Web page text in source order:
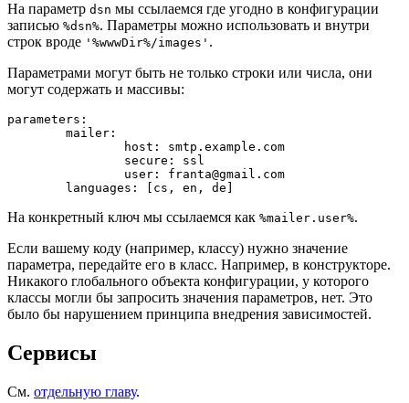
На параметр dsn мы ссылаемся где угодно в конфигурации
записью %dsn%. Параметры можно использовать и внутри
строк вроде '%wwwDir%/images' .
Параметрами могут быть не только строки или числа, они
могут содержать и массивы:
parameters:
На конкретный ключ мы ссылаемся как %mailer.user%.
Если вашему коду (например, классу) нужно значение
параметра, передайте его в класс. Например, в конструкторе.
Никакого глобального объекта конфигурации, у которого
классы могли бы запросить значения параметров, нет. Это
было бы нарушением принципа внедрения зависимостей.
Сервисы
См. отдельную главу.